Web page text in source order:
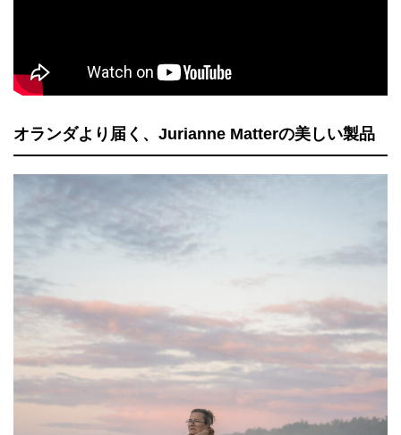
オランダより届く、Jurianne Matterの美しい製品